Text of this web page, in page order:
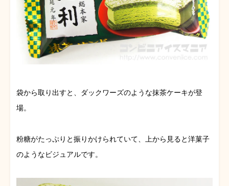
袋から取り出すと、ダックワーズのような抹茶ケーキが登
場。
粉糖がたっぷりと振りかけられていて、上から見ると洋菓子
のようなビジュアルです。